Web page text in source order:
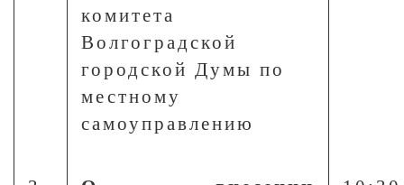
комитета
Волгоградской
городской Думы по
местному
самоуправлению